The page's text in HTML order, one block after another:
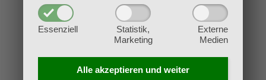
Essenziell
Statistik,
Marketing
Externe
Medien
Alle akzeptieren und weiter
Startgeld: € 5,-
Preise: Zu gewinnen gibt es Booster und Prize
Packs – niemand geht mit leeren Händen nach
Hause!